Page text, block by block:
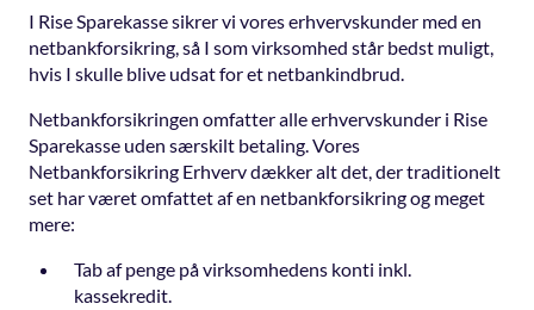
I Rise Sparekasse sikrer vi vores erhvervskunder med en
netbankforsikring, så I som virksomhed står bedst muligt,
hvis I skulle blive udsat for et netbankindbrud.
Netbankforsikringen omfatter alle erhvervskunder i Rise
Sparekasse uden særskilt betaling. Vores
Netbankforsikring Erhverv dækker alt det, der traditionelt
set har været omfattet af en netbankforsikring og meget
mere:
Tab af penge på virksomhedens konti inkl.
kassekredit.